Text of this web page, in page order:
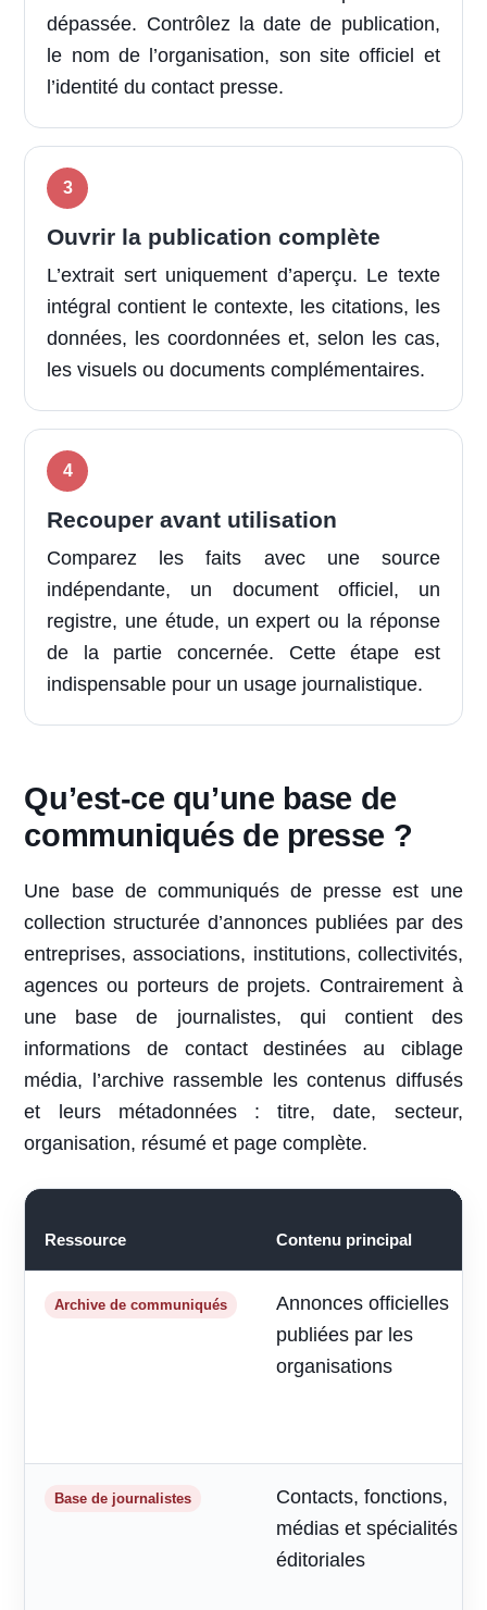
dépassée. Contrôlez la date de publication,
le nom de l’organisation, son site officiel et
l’identité du contact presse.
Ouvrir la publication complète
L’extrait sert uniquement d’aperçu. Le texte
intégral contient le contexte, les citations, les
données, les coordonnées et, selon les cas,
les visuels ou documents complémentaires.
Recouper avant utilisation
Comparez les faits avec une source
indépendante, un document officiel, un
registre, une étude, un expert ou la réponse
de la partie concernée. Cette étape est
indispensable pour un usage journalistique.
Qu’est-ce qu’une base de
communiqués de presse ?
Une base de communiqués de presse est une
collection structurée d’annonces publiées par des
entreprises, associations, institutions, collectivités,
agences ou porteurs de projets. Contrairement à
une base de journalistes, qui contient des
informations de contact destinées au ciblage
média, l’archive rassemble les contenus diffusés
et leurs métadonnées : titre, date, secteur,
organisation, résumé et page complète.
Ressource Contenu principal
Archive de communiqués
Annonces officielles
publiées par les
organisations
Base de journalistes
Contacts, fonctions,
médias et spécialités
éditoriales